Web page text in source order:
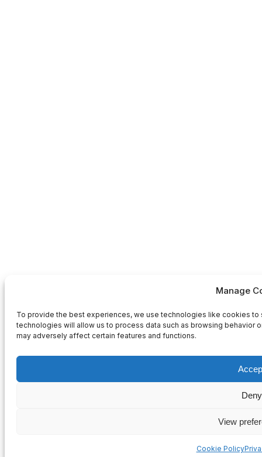
Manage
To provide the best experiences, we use technologies like cookies
technologies will allow us to process data such as browsing behavior
may adversely affect certain features and functions.
Deny
View
Cookie Policy